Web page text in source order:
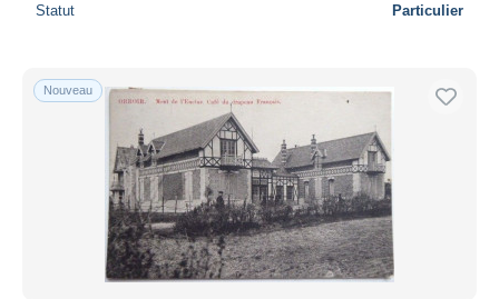
Statut Particulier
Nouveau